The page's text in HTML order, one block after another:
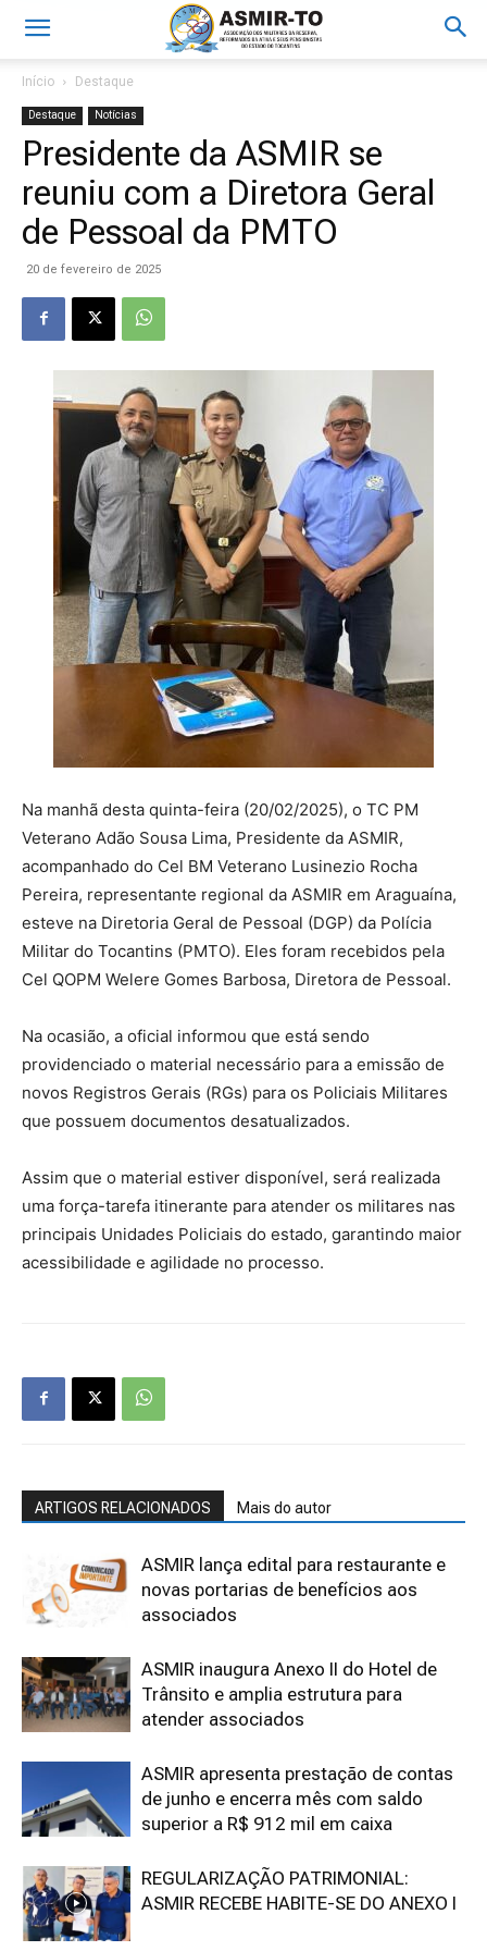
Início Destaque
Destaque Notícias
Presidente da ASMIR se
reuniu com a Diretora Geral
de Pessoal da PMTO
20 de fevereiro de 2025
Na manhã desta quinta-feira (20/02/2025), o TC PM
Veterano Adão Sousa Lima, Presidente da ASMIR,
acompanhado do Cel BM Veterano Lusinezio Rocha
Pereira, representante regional da ASMIR em Araguaína,
esteve na Diretoria Geral de Pessoal (DGP) da Polícia
Militar do Tocantins (PMTO). Eles foram recebidos pela
Cel QOPM Welere Gomes Barbosa, Diretora de Pessoal.
Na ocasião, a oficial informou que está sendo
providenciado o material necessário para a emissão de
novos Registros Gerais (RGs) para os Policiais Militares
que possuem documentos desatualizados.
Assim que o material estiver disponível, será realizada
uma força-tarefa itinerante para atender os militares nas
principais Unidades Policiais do estado, garantindo maior
acessibilidade e agilidade no processo.
ARTIGOS RELACIONADOS Mais do autor
ASMIR lança edital para restaurante e
novas portarias de benefícios aos
associados
ASMIR inaugura Anexo II do Hotel de
Trânsito e amplia estrutura para
atender associados
ASMIR apresenta prestação de contas
de junho e encerra mês com saldo
superior a R$ 912 mil em caixa
REGULARIZAÇÃO PATRIMONIAL:
ASMIR RECEBE HABITE-SE DO ANEXO I